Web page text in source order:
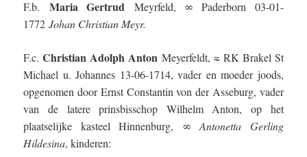
F.b. Maria Gertrud Meyrfeld, ∞ Paderborn 03-01-
1772Johan Christian Meyr.
F.c. Christian Adolph Anton Meyerfeldt, ≈ RK Brakel St
Michael u. Johannes 13-06-1714, vader en moeder joods,
opgenomen door Ernst Constantin von der Asseburg, vader
van de latere prinsbisschop Wilhelm Anton, op het
plaatselijke kasteel Hinnenburg, ∞Antonetta Gerling
Hildesina, kinderen: